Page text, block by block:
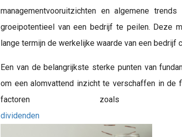
managementvooruitzichten en algemene
groeipotentieel van een bedrijf te peilen. Deze
lange termijn de werkelijke waarde van een bedrijf
Een van de belangrijkste sterke punten van
om een alomvattend inzicht te verschaffen in de
factoren zoals
dividenden